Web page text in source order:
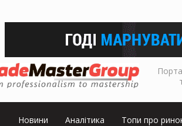
Новини Аналітика Топи про